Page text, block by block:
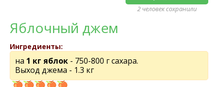
2 человек сохранили
Яблочный джем
Ингредиенты:
на 1 кг яблок - 750-800 г сахара.
Выход джема - 1.3 кг